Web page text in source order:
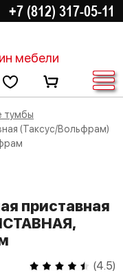
+7 (812) 317-05-11
мебели
тумбы
(4.5)